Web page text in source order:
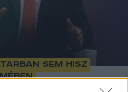
sem hisz